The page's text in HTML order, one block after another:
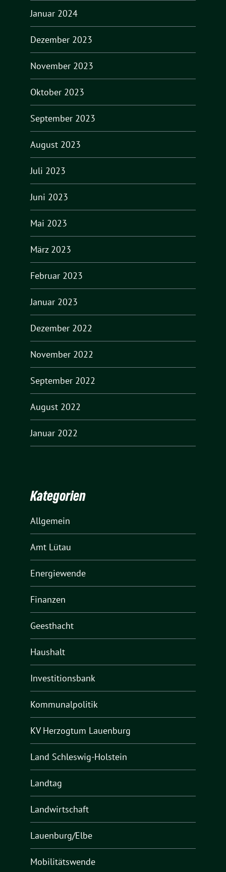
Januar 2024
Dezember 2023
November 2023
Oktober 2023
September 2023
August 2023
Juli 2023
Juni 2023
Mai 2023
März 2023
Februar 2023
Januar 2023
Dezember 2022
November 2022
September 2022
August 2022
Januar 2022
Kategorien
Allgemein
Amt Lütau
Energiewende
Finanzen
Geesthacht
Haushalt
Investitionsbank
Kommunalpolitik
KV Herzogtum Lauenburg
Land Schleswig-Holstein
Landtag
Landwirtschaft
Lauenburg/Elbe
Mobilitätswende